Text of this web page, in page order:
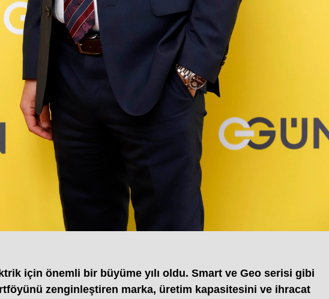
için önemli bir büyüme yılı oldu. Smart ve Geo serisi gibi
zenginleştiren marka, üretim kapasitesini ve ihracat